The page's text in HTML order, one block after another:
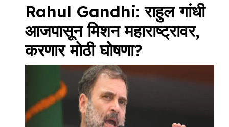
Rahul Gandhi: राहुल गांधी
आजपासून मिशन महाराष्ट्रावर,
करणार मोठी घोषणा?